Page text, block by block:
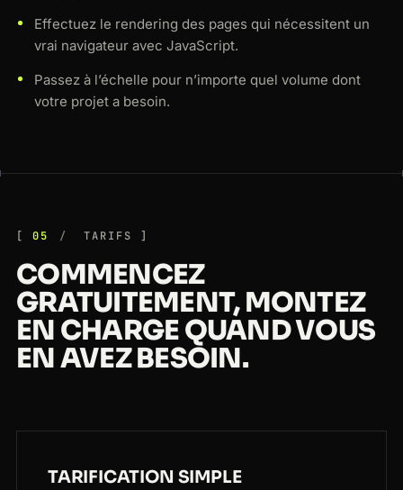
Effectuez le rendering des pages qui nécessitent un
vrai navigateur avec JavaScript.
Passez à l’échelle pour n’importe quel volume dont
votre projet a besoin.
05 TARIFS
COMMENCEZ
GRATUITEMENT, MONTEZ
EN CHARGE QUAND VOUS
EN AVEZ BESOIN.
TARIFICATION SIMPLE